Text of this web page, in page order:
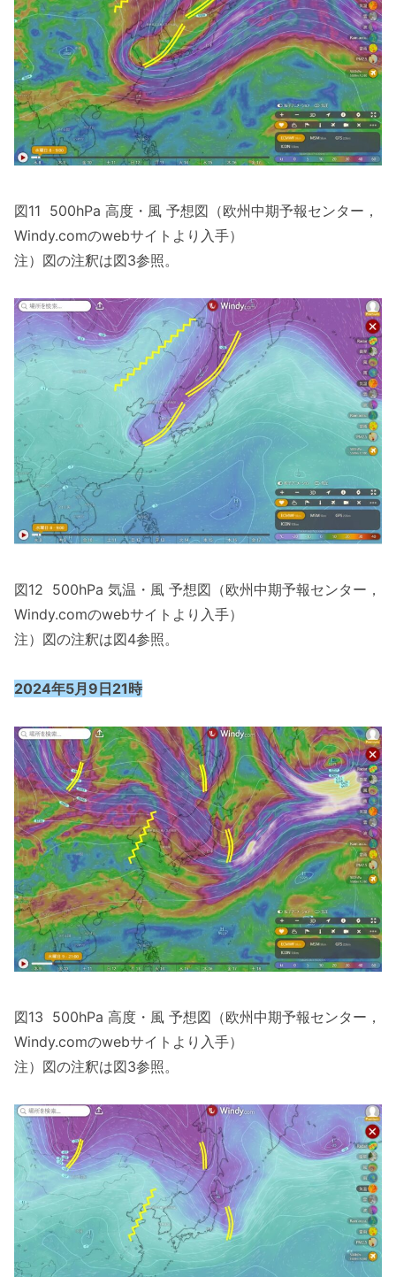
図11 500hPa 高度・風 予想図（欧州中期予報センター，
Windy.comのwebサイトより入手）
注）図の注釈は図3参照。
図12 500hPa 気温・風 予想図（欧州中期予報センター，
Windy.comのwebサイトより入手）
注）図の注釈は図4参照。
2024年5月9日21時
図13 500hPa 高度・風 予想図（欧州中期予報センター，
Windy.comのwebサイトより入手）
注）図の注釈は図3参照。